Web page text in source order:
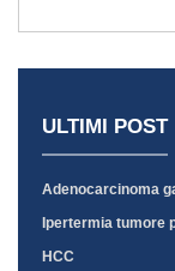
ULTIMI POST
Adenocarcinoma
Ipertermia tumore
HCC